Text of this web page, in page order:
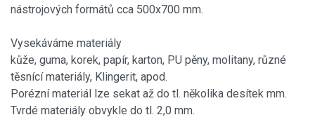
nástrojových formátů cca 500x700 mm.
Vysekáváme materiály
kůže, guma, korek, papír, karton, PU pěny, molitany, různé
těsnící materiály, Klingerit, apod.
Porézní materiál lze sekat až do tl. několika desítek mm.
Tvrdé materiály obvykle do tl. 2,0 mm.